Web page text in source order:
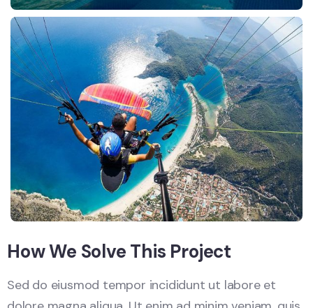
How We Solve This Project
Sed do eiusmod tempor incididunt ut labore et